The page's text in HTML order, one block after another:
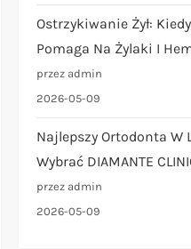
Ostrzykiwanie Żył:
Pomaga Na Żylaki I
przez admin
2026-05-09
Najlepszy Ortodonta W
Wybrać DIAMANTE
przez admin
2026-05-09